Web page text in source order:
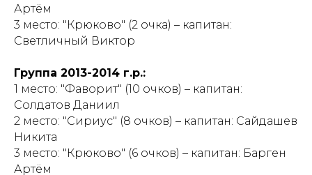
Артём
3 место: "Крюково" (2 очка) – капитан:
Светличный Виктор
Группа 2013-2014 г.р.:
1 место: "Фаворит" (10 очков) – капитан:
Солдатов Даниил
2 место: "Сириус" (8 очков) – капитан: Сайдашев
Никита
3 место: "Крюково" (6 очков) – капитан: Барген
Артём